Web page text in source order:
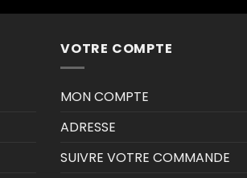
VOTRE COMPTE
MON COMPTE
ADRESSE
SUIVRE VOTRE COMMANDE